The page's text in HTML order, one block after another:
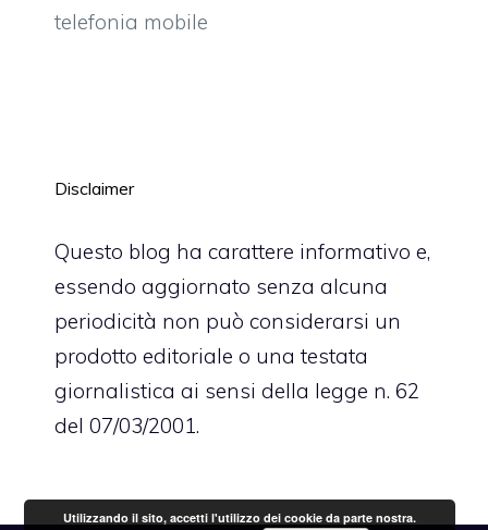
telefonia mobile
Disclaimer
Questo blog ha carattere informativo e,
essendo aggiornato senza alcuna
periodicità non può considerarsi un
prodotto editoriale o una testata
giornalistica ai sensi della legge n. 62
del 07/03/2001.
Utilizzando il sito, accetti l'utilizzo dei cookie da parte nostra.